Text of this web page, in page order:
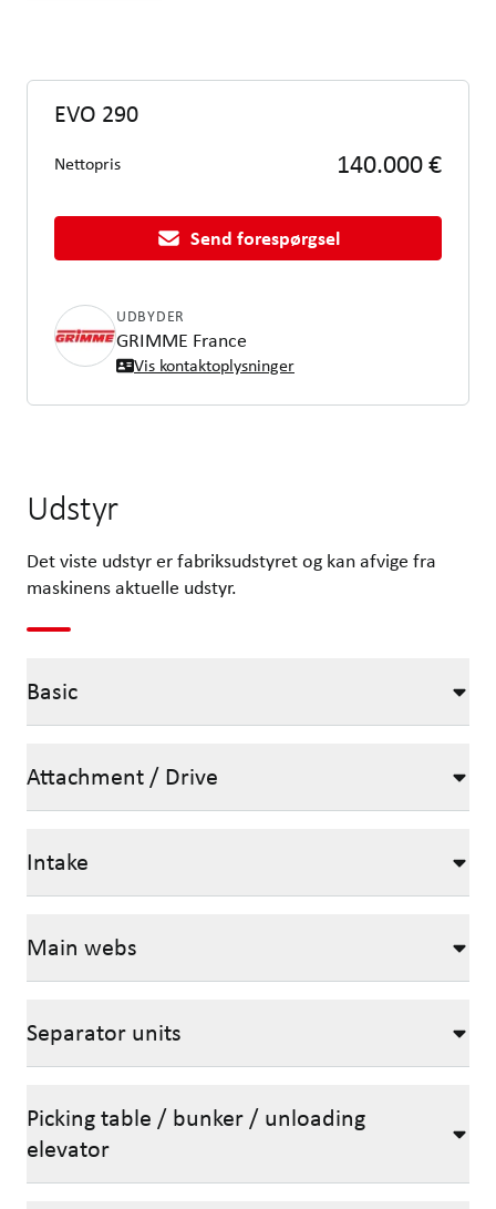
EVO 290
Nettopris 140.000 €
Send forespørgsel
UDBYDER
GRIMME France
Vis kontaktoplysninger
Udstyr
Det viste udstyr er fabriksudstyret og kan afvige fra
maskinens aktuelle udstyr.
Basic
Attachment / Drive
Intake
Main webs
Separator units
Picking table / bunker / unloading
elevator